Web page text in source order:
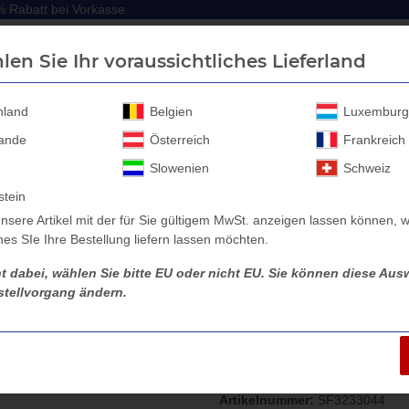
Rabatt bei Vorkasse
Rabatt bei Vorkasse
Anssems SX
Artikelnummer: SF3233044
Sie Ihr voraussichtliches Lieferland
Belgien
Luxemburg
Österreich
Frankreich
Slowenien
Schweiz
Artikel mit der für Sie gültigem MwSt. anzeigen lassen können,
SIe Ihre Bestellung liefern lassen möchten.
dabei, wählen Sie bitte EU oder nicht EU. Sie können diese
ändern.